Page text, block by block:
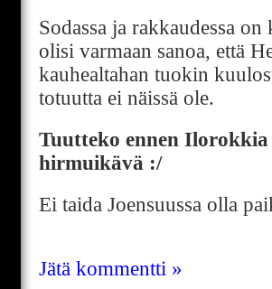
Sodassa ja rakkaudessa
olisi varmaan sanoa, että
kauhealtahan tuokin
totuutta ei näissä ole.
Tuutteko ennen
hirmuikävä :/
Ei taida Joensuussa olla
Jätä kommentti »